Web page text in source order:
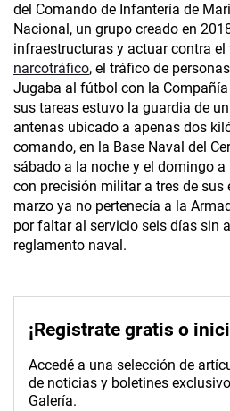
del Comando de Infantería de
Nacional, un grupo creado en
infraestructuras y actuar contra el
narcotráfico, el tráfico de
Jugaba al fútbol con la
sus tareas estuvo la guardia de
antenas ubicado a apenas dos
comando, en la Base Naval del
sábado a la noche y el domingo
con precisión militar a tres de sus
marzo ya no pertenecía a la
por faltar al servicio seis días sin
reglamento naval.
¡Registrate gratis o
Accedé a una selección de
de noticias y boletines
Galería.